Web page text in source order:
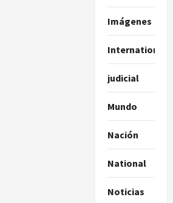
Imágenes
International
judicial
Mundo
Nación
National
Noticias